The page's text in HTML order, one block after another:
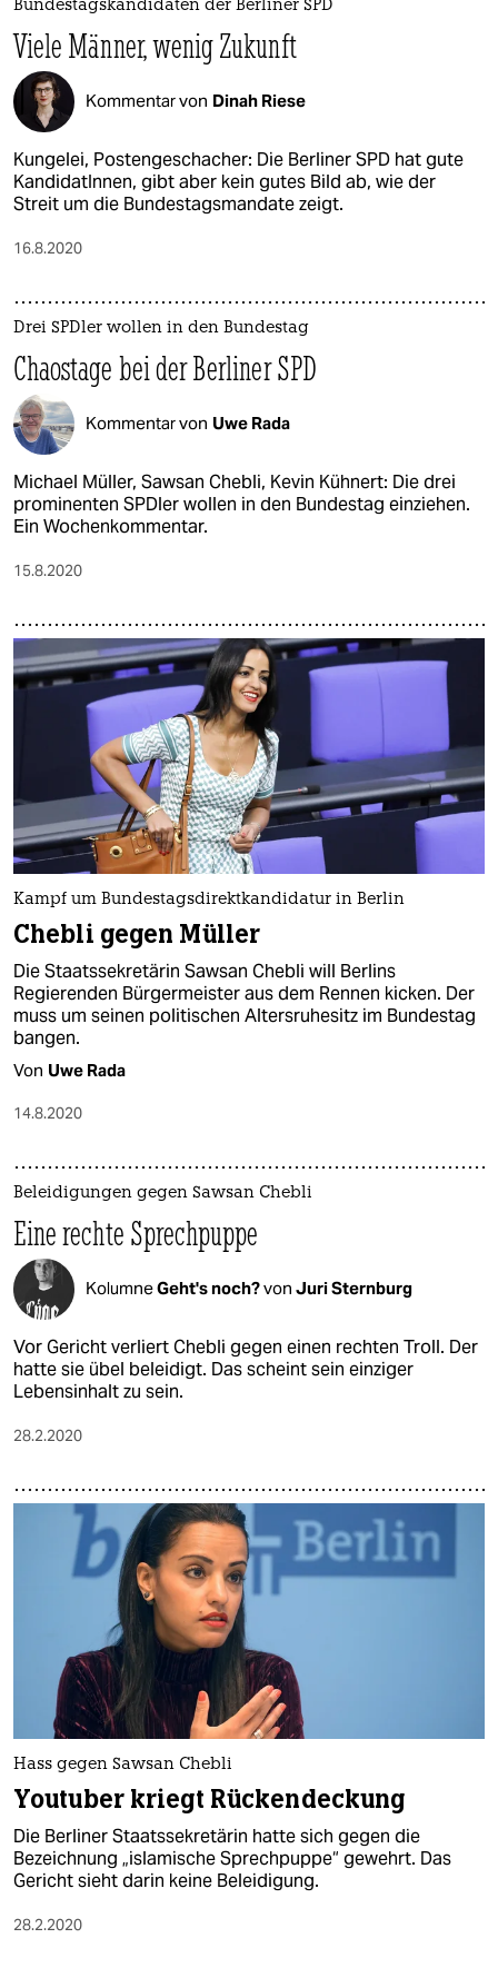
Bundestagskandidaten der Berliner SPD
Viele Männer, wenig Zukunft
Kommentar von Dinah Riese
Kungelei, Postengeschacher: Die Berliner SPD hat gute
KandidatInnen, gibt aber kein gutes Bild ab, wie der
Streit um die Bundestagsmandate zeigt.
16.8.2020
Drei SPDler wollen in den Bundestag
Chaostage bei der Berliner SPD
Kommentar von Uwe Rada
Michael Müller, Sawsan Chebli, Kevin Kühnert: Die drei
prominenten SPDler wollen in den Bundestag einziehen.
Ein Wochenkommentar.
15.8.2020
Kampf um Bundestagsdirektkandidatur in Berlin
Chebli gegen Müller
Die Staatssekretärin Sawsan Chebli will Berlins
Regierenden Bürgermeister aus dem Rennen kicken. Der
muss um seinen politischen Altersruhesitz im Bundestag
bangen.
Von Uwe Rada
14.8.2020
Beleidigungen gegen Sawsan Chebli
Eine rechte Sprechpuppe
KolumneGeht's noch?von Juri Sternburg
Vor Gericht verliert Chebli gegen einen rechten Troll. Der
hatte sie übel beleidigt. Das scheint sein einziger
Lebensinhalt zu sein.
28.2.2020
Hass gegen Sawsan Chebli
Youtuber kriegt Rückendeckung
Die Berliner Staatssekretärin hatte sich gegen die
Bezeichnung „islamische Sprechpuppe“ gewehrt. Das
Gericht sieht darin keine Beleidigung.
28.2.2020